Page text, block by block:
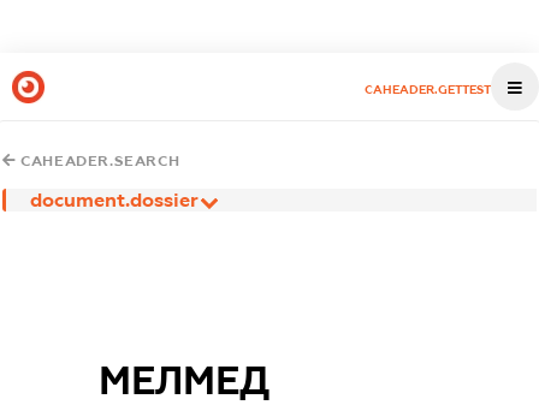
CAHEADER.GETTEST
CAHEADER.SEARCH
document.dossier
МЕЛМЕД